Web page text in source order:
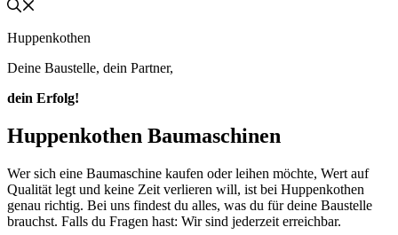
Huppenkothen
Deine Baustelle, dein Partner,
dein Erfolg!
Huppenkothen Baumaschinen
Wer sich eine Baumaschine kaufen oder leihen möchte, Wert auf
Qualität legt und keine Zeit verlieren will, ist bei Huppenkothen
genau richtig. Bei uns findest du alles, was du für deine Baustelle
brauchst. Falls du Fragen hast: Wir sind jederzeit erreichbar.